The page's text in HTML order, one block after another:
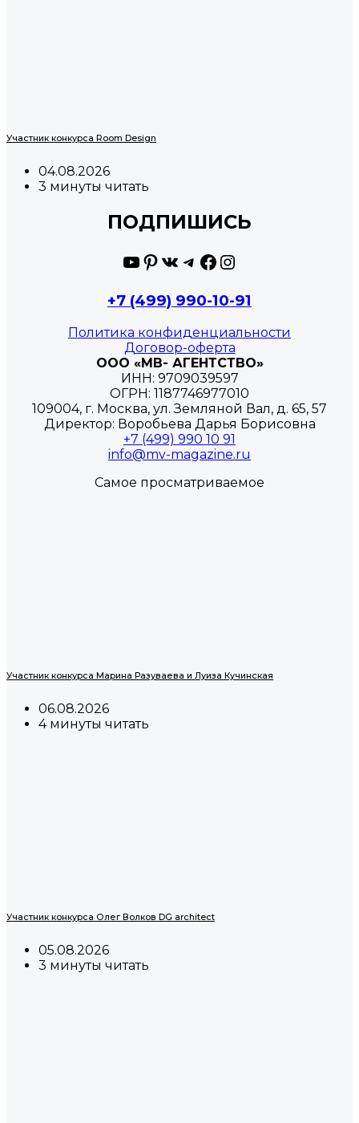
Участник конкурса Room Design
04.08.2026
3 минуты читать
ПОДПИШИСЬ
YouTube
Pinterest
ВКонтакте
Telegram
Facebook
Instagram
+7 (499) 990-10-91
Политика конфиденциальности
Договор-оферта
ООО «МВ- АГЕНТСТВО»
ИНН: 9709039597
ОГРН: 1187746977010
109004, г. Москва, ул. Земляной Вал, д. 65, 57
Директор: Воробьева Дарья Борисовна
+7 (499) 990 10 91
info@mv-magazine.ru
Самое просматриваемое
Участник конкурса Марина Разуваева и Луиза Кучинская
06.08.2026
4 минуты читать
Участник конкурса Олег Волков DG architect
05.08.2026
3 минуты читать